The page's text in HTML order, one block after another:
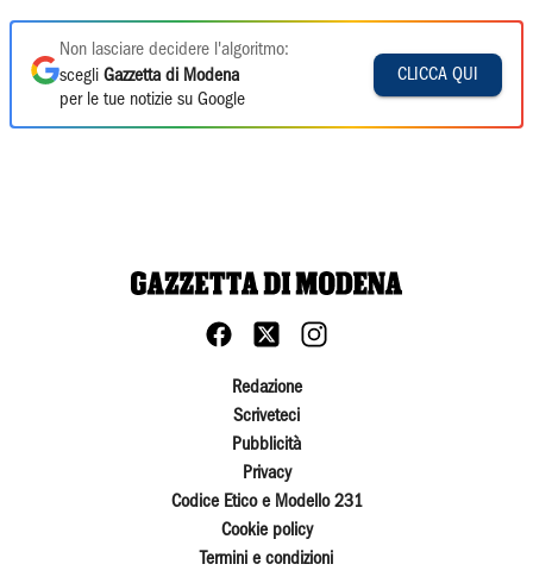
Non lasciare decidere l'algoritmo:
scegli Gazzetta di Modena
per le tue notizie su Google
CLICCA QUI
Redazione
Scriveteci
Pubblicità
Privacy
Codice Etico e Modello 231
Cookie policy
Termini e condizioni